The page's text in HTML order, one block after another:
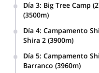
Día 3: Big Tree Camp
(3500m)
Día 4: Campamento
Shira 2 (3900m)
Día 5: Campamento
Barranco (3960m)